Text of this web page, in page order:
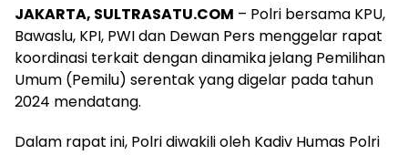
JAKARTA, SULTRASATU.COM – Polri bersama KPU,
Bawaslu, KPI, PWI dan Dewan Pers menggelar rapat
koordinasi terkait dengan dinamika jelang Pemilihan
Umum (Pemilu) serentak yang digelar pada tahun
2024 mendatang.
Dalam rapat ini, Polri diwakili oleh Kadiv Humas Polri